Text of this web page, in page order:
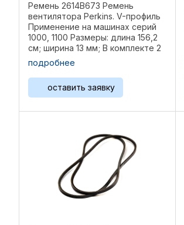
Ремень 2614B673 Ремень
вентилятора Perkins. V-профиль
Применение на машинах серий
1000, 1100 Размеры: длина 156,2
см; ширина 13 мм; В комплекте 2
шт Вес 0,28 кг Референции:
447696M91, 2612485, 2614B173, ...
подробнее
оставить заявку